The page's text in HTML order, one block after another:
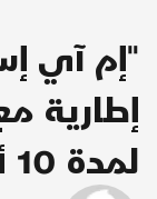
"إم آي
إطارية
لمدة 10 أعوام